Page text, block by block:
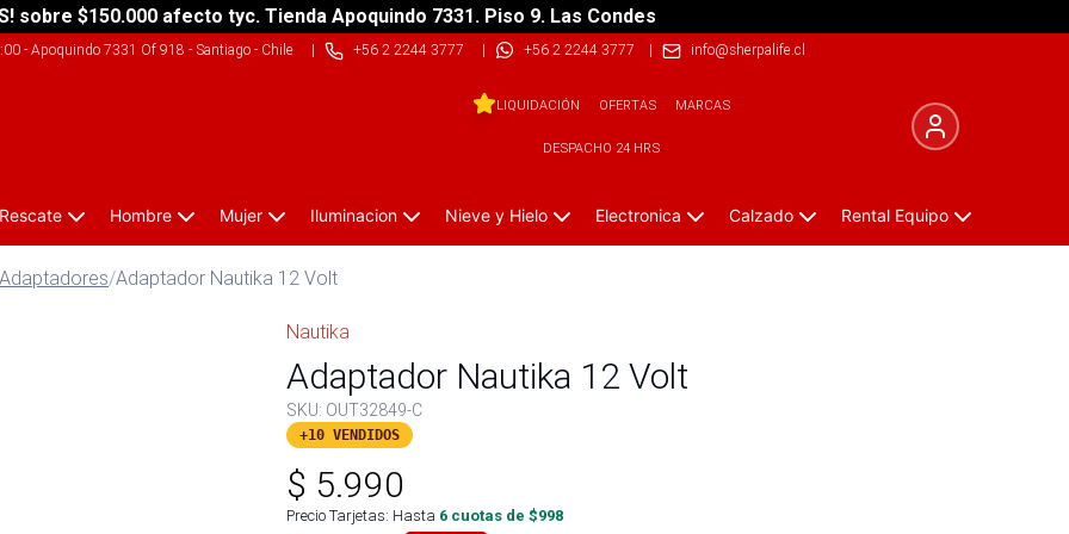
sobre $150.000 afecto tyc. Tienda Apoquindo 7331. Piso 9. Las Condes
- Apoquindo 7331 Of 918 - Santiago - Chile| +56 2 2244 3777 | +56 2 2244 3777 | info@sherpalife.cl
LIQUIDACIÓN OFERTAS MARCAS
DESPACHO 24 HRS
Hombre Mujer Iluminacion Nieve y Hielo Electronica Calzado Rental Equipo
/Adaptador Nautika 12 Volt
Nautika
Adaptador Nautika 12 Volt
SKU: OUT32849-C
+10 VENDIDOS
$ 5.990
Precio Tarjetas: Hasta 6 cuotas de $998